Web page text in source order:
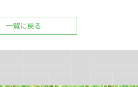
一覧に戻る